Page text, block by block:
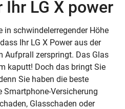
LG X power
in schwindelerregender Höhe
Ihr LG X Power aus der
Aufprall zerspringt. Das Glas
kaputt! Doch das bringt Sie
Sie haben die beste
Smartphone-Versicherung
Glasschaden oder